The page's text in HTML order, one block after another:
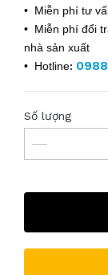
• Miễn phí tư
• Miễn phí đổi
nhà sản xuất
• Hotline:
Số lượng